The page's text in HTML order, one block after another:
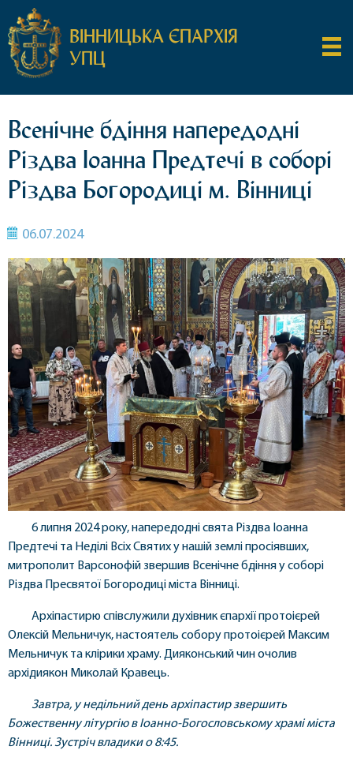
ВІННИЦЬКА ЄПАРХІЯ
УПЦ
Всенічне бдіння напередодні
Різдва Іоанна Предтечі в соборі
Різдва Богородиці м. Вінниці
06.07.2024
6 липня 2024 року, напередодні свята Різдва Іоанна
Предтечі та Неділі Всіх Святих у нашій землі просіявших,
митрополит Варсонофій звершив Всенічне бдіння у соборі
Різдва Пресвятої Богородиці міста Вінниці.
Архіпастирю співслужили духівник єпархії протоієрей
Олексій Мельничук, настоятель собору протоієрей Максим
Мельничук та клірики храму. Дияконський чин очолив
архідиякон Миколай Кравець.
Завтра, у недільний день архіпастир звершить
Божественну літургію в Іоанно-Богословському храмі міста
Вінниці. Зустріч владики о 8:45.